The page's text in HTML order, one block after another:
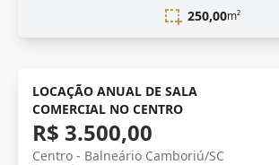
250,00m²
LOCAÇÃO ANUAL DE SALA
COMERCIAL NO CENTRO
R$ 3.500,00
Centro - Balneário Camboriú/SC